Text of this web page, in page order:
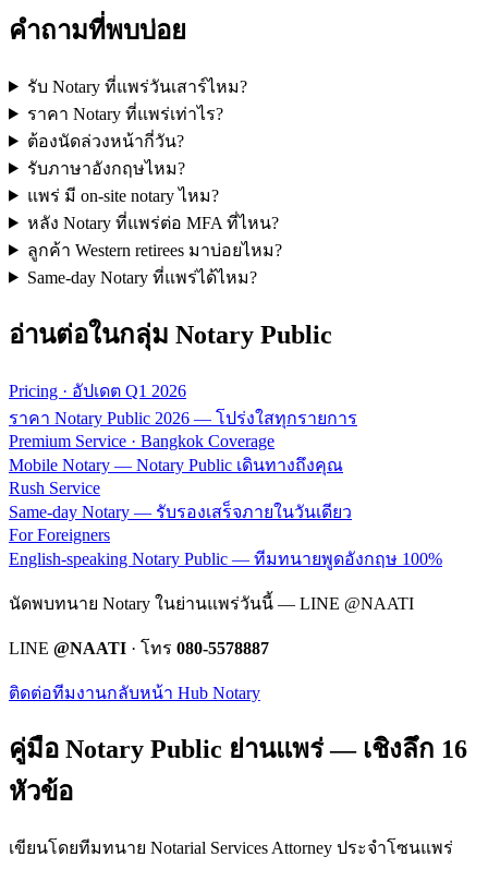
คำถามที่พบบ่อย
รับ Notary ที่แพร่วันเสาร์ไหม?
ราคา Notary ที่แพร่เท่าไร?
ต้องนัดล่วงหน้ากี่วัน?
รับภาษาอังกฤษไหม?
แพร่ มี on-site notary ไหม?
หลัง Notary ที่แพร่ต่อ MFA ที่ไหน?
ลูกค้า Western retirees มาบ่อยไหม?
Same-day Notary ที่แพร่ได้ไหม?
อ่านต่อในกลุ่ม Notary Public
Pricing · อัปเดต Q1 2026
ราคา Notary Public 2026 — โปร่งใสทุกรายการ
Premium Service · Bangkok Coverage
Mobile Notary — Notary Public เดินทางถึงคุณ
Rush Service
Same-day Notary — รับรองเสร็จภายในวันเดียว
For Foreigners
English-speaking Notary Public — ทีมทนายพูดอังกฤษ 100%
นัดพบทนาย Notary ในย่านแพร่วันนี้ — LINE @NAATI
LINE @NAATI · โทร 080-5578887
ติดต่อทีมงานกลับหน้า Hub Notary
คู่มือ Notary Public ย่านแพร่— เชิงลึก 16
หัวข้อ
เขียนโดยทีมทนาย Notarial Services Attorney ประจำโซนแพร่